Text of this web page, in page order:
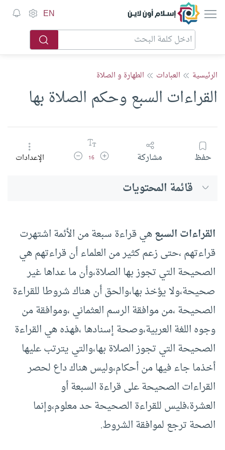
إسلام أون لاين EN
الرئيسية العبادات الطهارة و الصلاة
القراءات السبع وحكم الصلاة بها
حفظ مشاركة زيادة حجم الخط
16 تقليل حجم الخطالإعدادات
قائمة المحتويات
القراءات السبعهي قراءة سبعة من الأئمة اشتهرت
قراءتهم ،حتى زعم كثير من العلماء أن قراءتهم هي
الصحيحة التي تجوز بها الصلاة،وأن ما عداها غير
صحيحة،ولا يؤخذ بها،والحق أن هناك شروطا للقراءة
الصحيحة ،من موافقة الرسم العثماني ،وموافقة من
وجوه اللغة العربية،وصحة إسنادها ،فهذه هي القراءة
الصحيحة التي تجوز الصلاة بها،والتي يترتب عليها
أخذما جاء فيها من أحكام،وليس هناك داع لحصر
القراءات الصحيحة على قراءة السبعة أو
العشرة،فليس للقراءة الصحيحة حد معلوم،وإنما
الصحة ترجع لموافقة الشروط.